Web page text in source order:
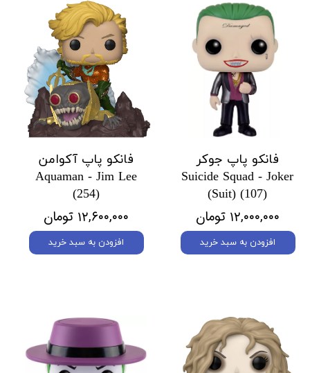
فانکو پاپ جوکر
Suicide Squad - Joker
(Suit) (107)
۱۲,۰۰۰,۰۰۰ تومان
افزودن به سبد خرید
فانکو پاپ آکوامن
Aquaman - Jim Lee
(254)
۱۲,۶۰۰,۰۰۰ تومان
افزودن به سبد خرید